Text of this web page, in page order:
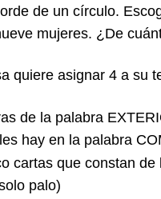
de un círculo.
mujeres. ¿De
quiere asignar 4 a su
de la palabra
hay en la palabra
cartas que constan
palo)